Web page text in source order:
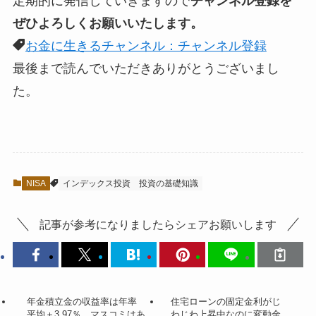
ぜひよろしくお願いいたします。
お金に生きるチャンネル：チャンネル登録
最後まで読んでいただきありがとうございまし
た。
NISA インデックス投資 投資の基礎知識
記事が参考になりましたらシェアお願いします
年金積立金の収益率は年率
住宅ローンの固定金利がじ